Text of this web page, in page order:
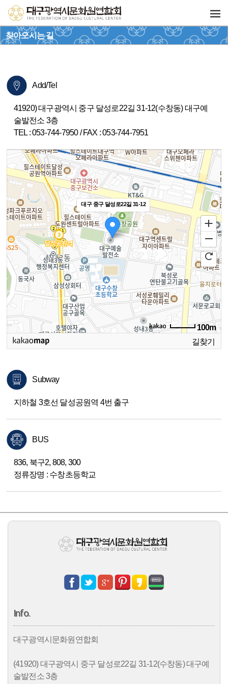
찾아오시는 길
Add/Tel
41920) 대구광역시 중구 달성로22길 31-12(수창동) 대구예
술발전소 3층
TEL : 053-744-7950 / FAX : 053-744-7951
대구 중구 달성로22길 31-12
100m
길찾기
Subway
지하철 3호선 달성공원역 4번 출구
BUS
836, 북구2, 808, 300
정류장명 : 수창초등학교
Info.
대구광역시문화원연합회
(41920) 대구광역시 중구 달성로22길 31-12(수창동) 대구예
술발전소 3층